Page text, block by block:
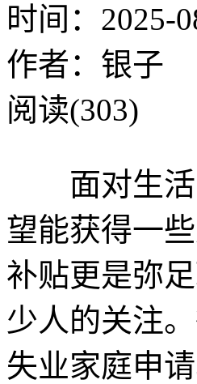
时间：2025-
作者：银子
阅读(303)
面对生活
望能获得一
补贴更是弥
少人的关注
失业家庭申